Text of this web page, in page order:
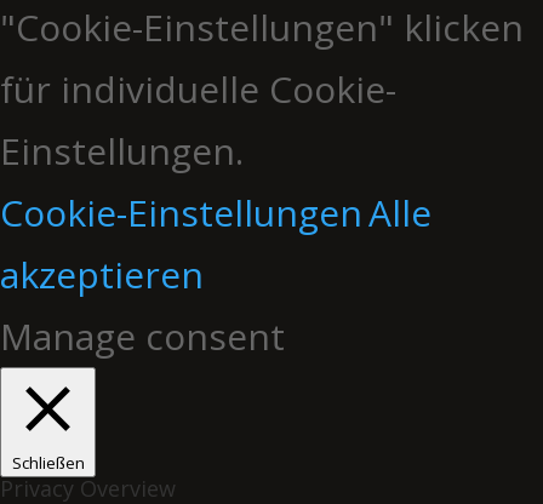
"Cookie-Einstellungen" klicken
für individuelle Cookie-
Einstellungen.
Cookie-EinstellungenAlle
akzeptieren
Manage consent
Schließen
Privacy Overview